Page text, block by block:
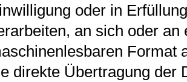
oder in
an sich oder
Format
direkte Übertragung der